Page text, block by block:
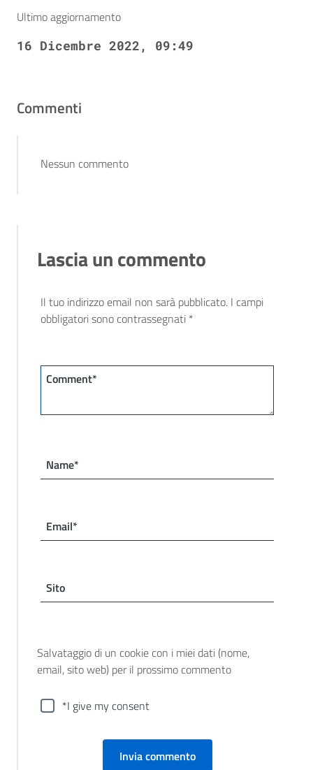
Ultimo aggiornamento
16 Dicembre 2022, 09:49
Commenti
Nessun commento
Lascia un commento
Il tuo indirizzo email non sarà pubblicato. I campi
obbligatori sono contrassegnati *
Comment*
Name*
Email*
Sito
Salvataggio di un cookie con i miei dati (nome,
email, sito web) per il prossimo commento
*I give my consent